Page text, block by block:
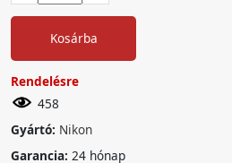
Kosárba
Rendelésre
458
Gyártó: Nikon
Garancia: 24 hónap